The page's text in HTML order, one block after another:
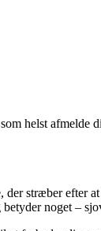
helst afmelde
stræber efter
betyder noget –